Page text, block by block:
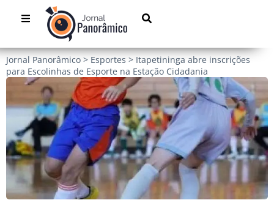
Jornal Panorâmico > Esportes > Itapetininga abre inscrições
para Escolinhas de Esporte na Estação Cidadania